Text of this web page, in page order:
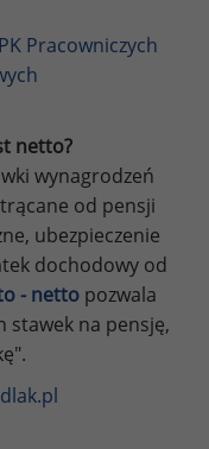
Pracowniczych
netto?
wynagrodzeń
od pensji
ubezpieczenie
dochodowy od
- netto pozwala
stawek na pensję,